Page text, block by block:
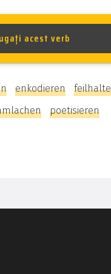
enkodieren
poetisieren